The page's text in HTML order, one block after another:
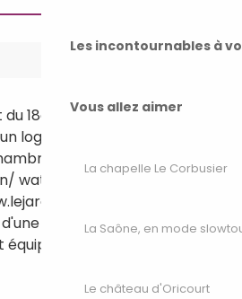
Les incontournables à
Vous allez aimer
La chapelle Le Corbusier
La Saône, en mode
Le château d'Oricourt
18ème siècle, vous
logis d'hôtes avec entrée
double à l'étage,
water-closets). Voir notre
grande pièce ancienne